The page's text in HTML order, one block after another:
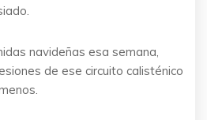
navideñas esa semana,
de ese circuito calisténico